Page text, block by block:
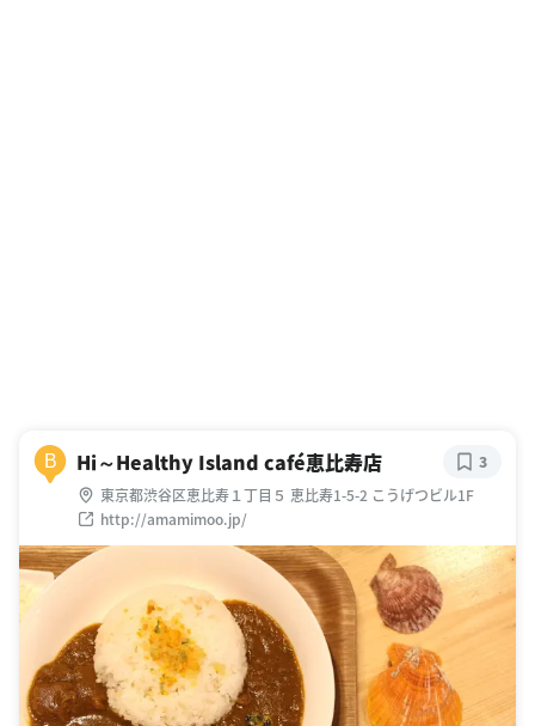
B Hi～Healthy Island café恵比寿店
東京都渋谷区恵比寿１丁目５ 恵比寿1-5-2 こうげつビル1F
http://amamimoo.jp/
3